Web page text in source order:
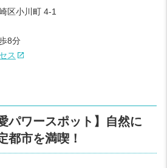
区小川町 4-1
8分
ス
パワースポット】自然に
都市を満喫！